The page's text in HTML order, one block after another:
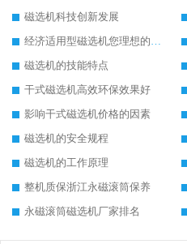
磁选机科技创新发展
经济适用型磁选机您理想的选择
磁选机的技能特点
干式磁选机高效环保效果好
影响干式磁选机价格的因素
磁选机的安全规程
磁选机的工作原理
整机质保浙江永磁滚筒保养
永磁滚筒磁选机厂家排名